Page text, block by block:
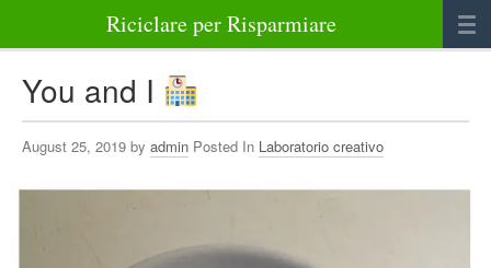
Riciclare per Risparmiare
Bellezza Benessere e Salute
Abbigliamento e Accessori
You and I
August 25, 2019 by admin Posted In Laboratorio creativo